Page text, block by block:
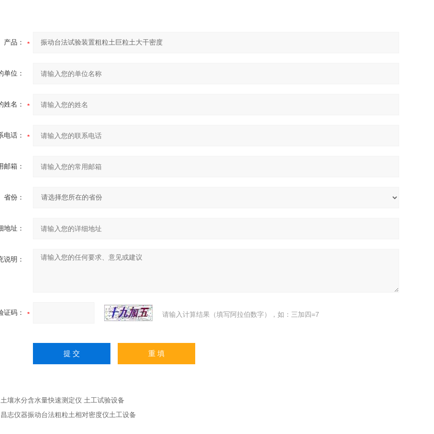
产品：
单位：
姓名：
电话：
邮箱：
省份：
地址：
说明：
证码： 请输入计算结果（填写阿拉伯数字），如：三加四=7
土壤水分含水量快速测定仪 土工试验设备
昌志仪器振动台法粗粒土相对密度仪土工设备